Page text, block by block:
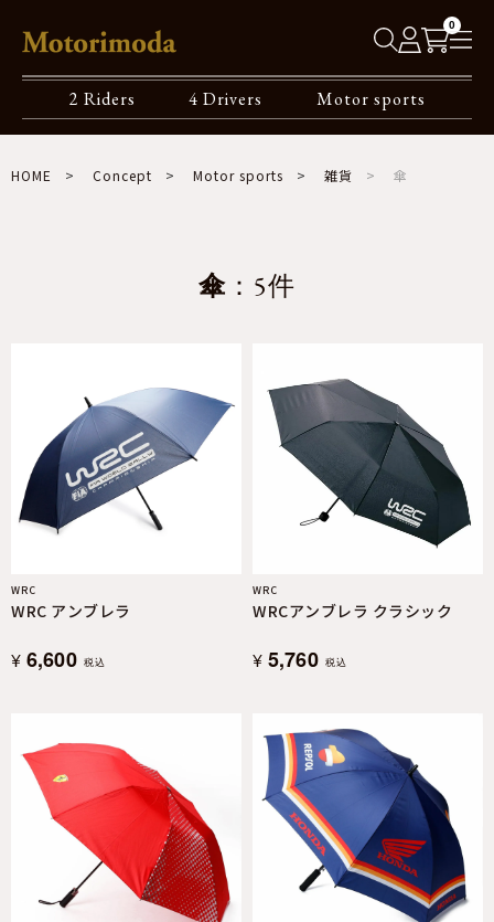
0
2 Riders 4 Drivers Motor sports
HOME Concept Motor sports 雑貨 傘
傘 ：5件
WRC
WRC アンブレラ
¥ 6,600 税込
WRC
WRCアンブレラ クラシック
¥ 5,760 税込